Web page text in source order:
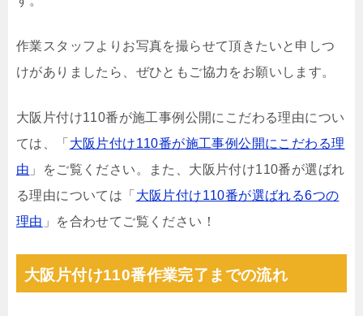
作業スタッフよりお写真を撮らせて頂きたいと申しつ
けがありましたら、ぜひともご協力をお願いします。
大阪片付け110番が施工事例公開にこだわる理由につい
ては、「 大阪片付け110番が施工事例公開にこだわる理
由 」をご覧ください。また、大阪片付け110番が選ばれ
る理由については「 大阪片付け110番が選ばれる6つの
理由 」を合わせてご覧ください！
大阪片付け110番作業完了までの流れ